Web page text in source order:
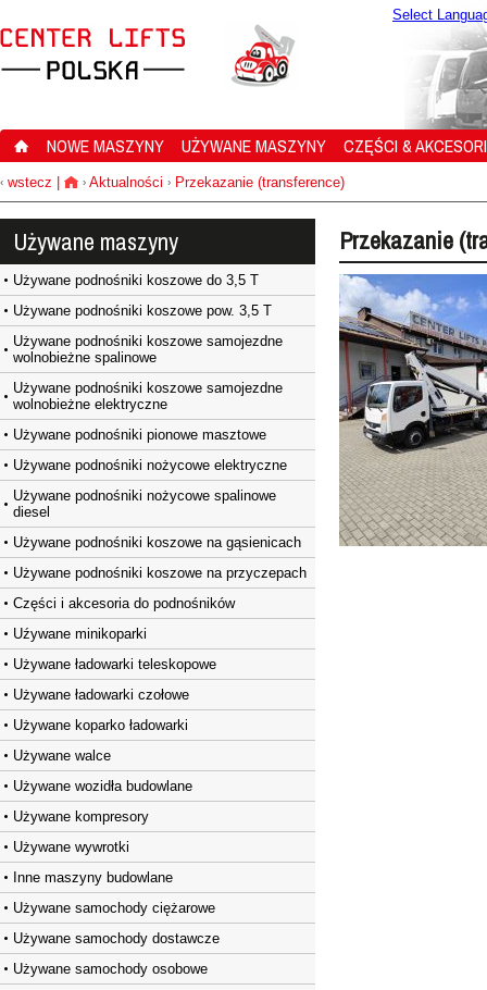
Select
NOWE MASZYNY UŻYWANE MASZYNY CZĘŚCI &
‹ wstecz › Aktualności › Przekazanie (transference)
Używane maszyny
Używane podnośniki koszowe do 3,5 T
Używane podnośniki koszowe pow. 3,5 T
Używane podnośniki koszowe samojezdne
wolnobieżne spalinowe
Używane podnośniki koszowe samojezdne
wolnobieżne elektryczne
Używane podnośniki pionowe masztowe
Używane podnośniki nożycowe elektryczne
Używane podnośniki nożycowe spalinowe
diesel
Używane podnośniki koszowe na gąsienicach
Używane podnośniki koszowe na przyczepach
Części i akcesoria do podnośników
Uźywane minikoparki
Używane ładowarki teleskopowe
Używane ładowarki czołowe
Używane koparko ładowarki
Używane walce
Używane wozidła budowlane
Używane kompresory
Używane wywrotki
Inne maszyny budowlane
Używane samochody ciężarowe
Używane samochody dostawcze
Używane samochody osobowe
Przekazanie